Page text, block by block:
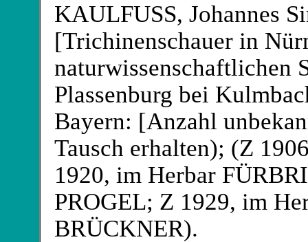
KAULFUSS, Johannes
[Trichinenschauer in
naturwissenschaftlichen
Plassenburg bei
Bayern: [Anzahl
Tausch erhalten); (Z
1920, im Herbar
PROGEL; Z 1929, im
BRÜCKNER).